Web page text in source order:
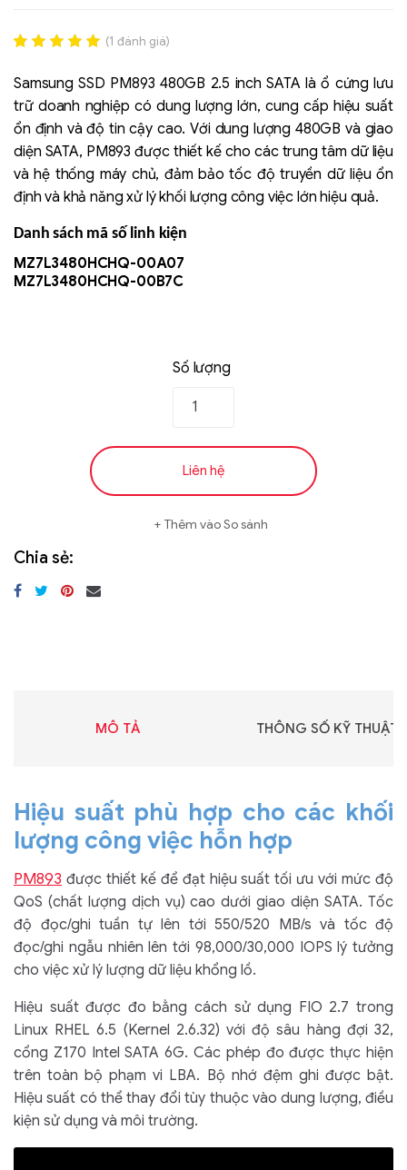
out of 5
based on
đánh giá
(1 đánh giá)
Samsung SSD PM893 480GB 2.5 inch SATA là ổ cứng lưu
trữ doanh nghiệp có dung lượng lớn, cung cấp hiệu suất
ổn định và độ tin cậy cao. Với dung lượng 480GB và giao
diện SATA, PM893 được thiết kế cho các trung tâm dữ liệu
và hệ thống máy chủ, đảm bảo tốc độ truyền dữ liệu ổn
định và khả năng xử lý khối lượng công việc lớn hiệu quả.
Danh sách mã số linh kiện
MZ7L3480HCHQ-00A07
MZ7L3480HCHQ-00B7C
Số lượng
Liên hệ
Thêm vào So sánh
Chia sẻ:
MÔ TẢ THÔNG SỐ KỸ THUẬT
Hiệu suất phù hợp cho các khối
lượng công việc hỗn hợp
PM893 được thiết kế để đạt hiệu suất tối ưu với mức độ
QoS (chất lượng dịch vụ) cao dưới giao diện SATA. Tốc
độ đọc/ghi tuần tự lên tới 550/520 MB/s và tốc độ
đọc/ghi ngẫu nhiên lên tới 98,000/30,000 IOPS lý tưởng
cho việc xử lý lượng dữ liệu khổng lồ.
Hiệu suất được đo bằng cách sử dụng FIO 2.7 trong
Linux RHEL 6.5 (Kernel 2.6.32) với độ sâu hàng đợi 32,
cổng Z170 Intel SATA 6G. Các phép đo được thực hiện
trên toàn bộ phạm vi LBA. Bộ nhớ đệm ghi được bật.
Hiệu suất có thể thay đổi tùy thuộc vào dung lượng, điều
kiện sử dụng và môi trường.
Liên hệ
SK hynix - DRAM
- GDDR - GDDR6